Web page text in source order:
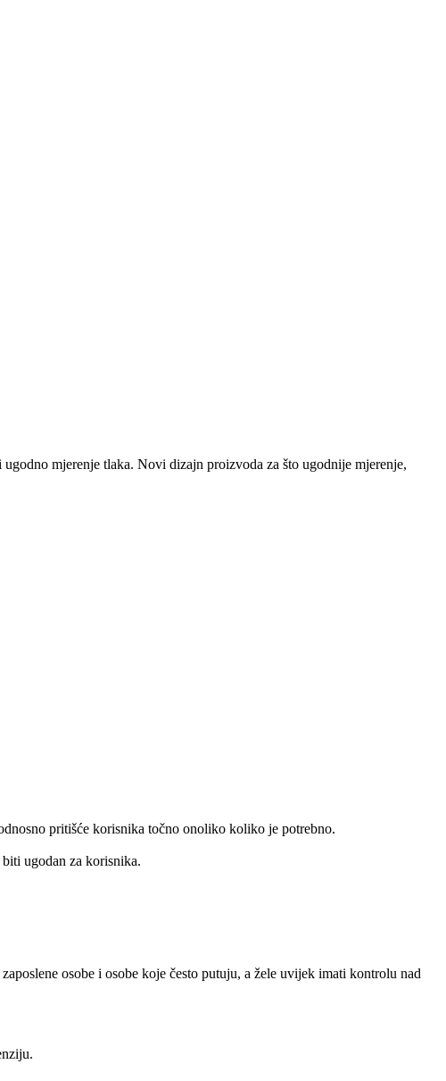
mjerenje tlaka. Novi dizajn proizvoda za što ugodnije mjerenje,
pritišće korisnika točno onoliko koliko je potrebno.
ugodan za korisnika.
osobe i osobe koje često putuju, a žele uvijek imati kontrolu nad